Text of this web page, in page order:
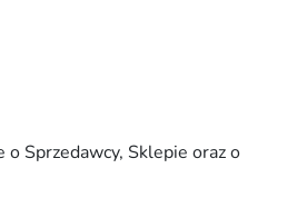
Sprzedawcy, Sklepie oraz o